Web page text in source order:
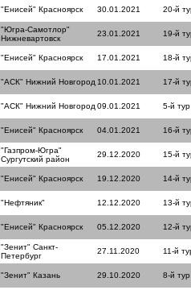
"Енисей" Красноярск 30.01.2021 20-й
"Югра-Самотлор"
Нижневартовск
23.01.2021 19-й
"Енисей" Красноярск 17.01.2021 18-й
"АСК" Нижний Новгород 10.01.2021 17-й
"АСК" Нижний Новгород 09.01.2021 5-й тур
"Енисей" Красноярск 04.01.2021 16-й
"Газпром-Югра"
Сургутский район
29.12.2020 15-й
"Енисей" Красноярск 19.12.2020 14-й
"Нефтяник" 12.12.2020 13-й
"Енисей" Красноярск 05.12.2020 12-й
"Зенит" Санкт-
Петербург
27.11.2020 11-й
"Зенит" Казань 29.10.2020 8-й тур